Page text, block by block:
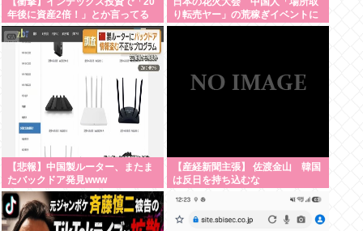
年後に資産2倍！」とか言ってる
奴www
り転売ヤー」の荒稼ぎイベントに
なってしまう
【悲報】中国製ルーター、またま
たバックドア発見www
【産経新聞主張】 佐渡金山 韓国
は反日を持ち込むな